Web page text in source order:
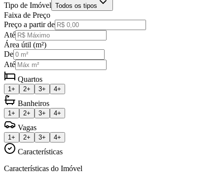
Tipo de Imóvel Todos os tipos
Faixa de Preço
Preço a partir de
Até
Área útil (m²)
De
Até
Quartos
1+ 2+ 3+ 4+
Banheiros
1+ 2+ 3+ 4+
Vagas
1+ 2+ 3+ 4+
Características
Características do Imóvel